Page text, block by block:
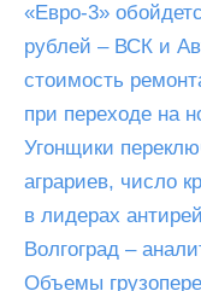
«Евро-3»
рублей – ВСК и
стоимость
при переходе на
Угонщики
аграриев, число
в лидерах
Волгоград –
Объемы